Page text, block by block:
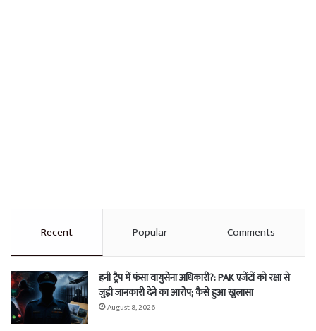
Recent Popular Comments
हनी ट्रैप में फंसा वायुसेना अधिकारी?: PAK एजेंटों को रक्षा से
जुड़ी जानकारी देने का आरोप; कैसे हुआ खुलासा
August 8, 2026